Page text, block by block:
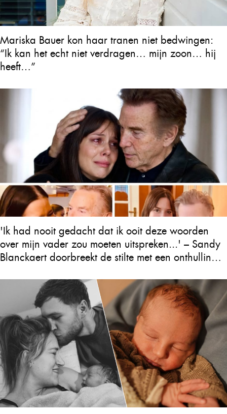
Mariska Bauer kon haar tranen niet bedwingen:
“Ik kan het echt niet verdragen… mijn zoon… hij
heeft…”
'Ik had nooit gedacht dat ik ooit deze woorden
over mijn vader zou moeten uitspreken...' – Sandy
Blanckaert doorbreekt de stilte met een onthulling
achterlaat